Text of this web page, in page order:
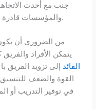
جنب مع أحدث
والمؤسسات قادرة على تفكك نفسها قبل أن يفعل منافسها.
من الضروري أن
يتمكن الأفراد
القائد
إلى تزويد الفريق
القوة والضعف
في توفير التدريب أو